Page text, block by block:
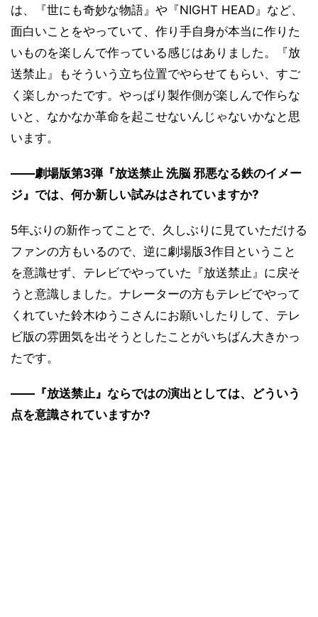
は、『世にも奇妙な物語』や『NIGHT HEAD』など、
面白いことをやっていて、作り手自身が本当に作りた
いものを楽しんで作っている感じはありました。『放
送禁止』もそういう立ち位置でやらせてもらい、すご
く楽しかったです。やっぱり製作側が楽しんで作らな
いと、なかなか革命を起こせないんじゃないかなと思
います。
――劇場版第3弾『放送禁止 洗脳 邪悪なる鉄のイメー
ジ』では、何か新しい試みはされていますか?
5年ぶりの新作ってことで、久しぶりに見ていただける
ファンの方もいるので、逆に劇場版3作目ということ
を意識せず、テレビでやっていた『放送禁止』に戻そ
うと意識しました。ナレーターの方もテレビでやって
くれていた鈴木ゆうこさんにお願いしたりして、テレ
ビ版の雰囲気を出そうとしたことがいちばん大きかっ
たです。
――『放送禁止』ならではの演出としては、どういう
点を意識されていますか?